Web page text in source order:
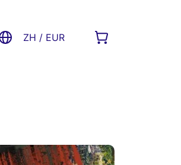
ZH / EUR